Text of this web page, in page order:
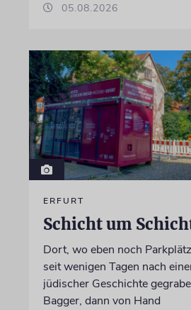
05.08.2026
ERFURT
Schicht um
Dort, wo eben noch
seit wenigen Tagen nach
jüdischer Geschichte
Bagger, dann von Hand